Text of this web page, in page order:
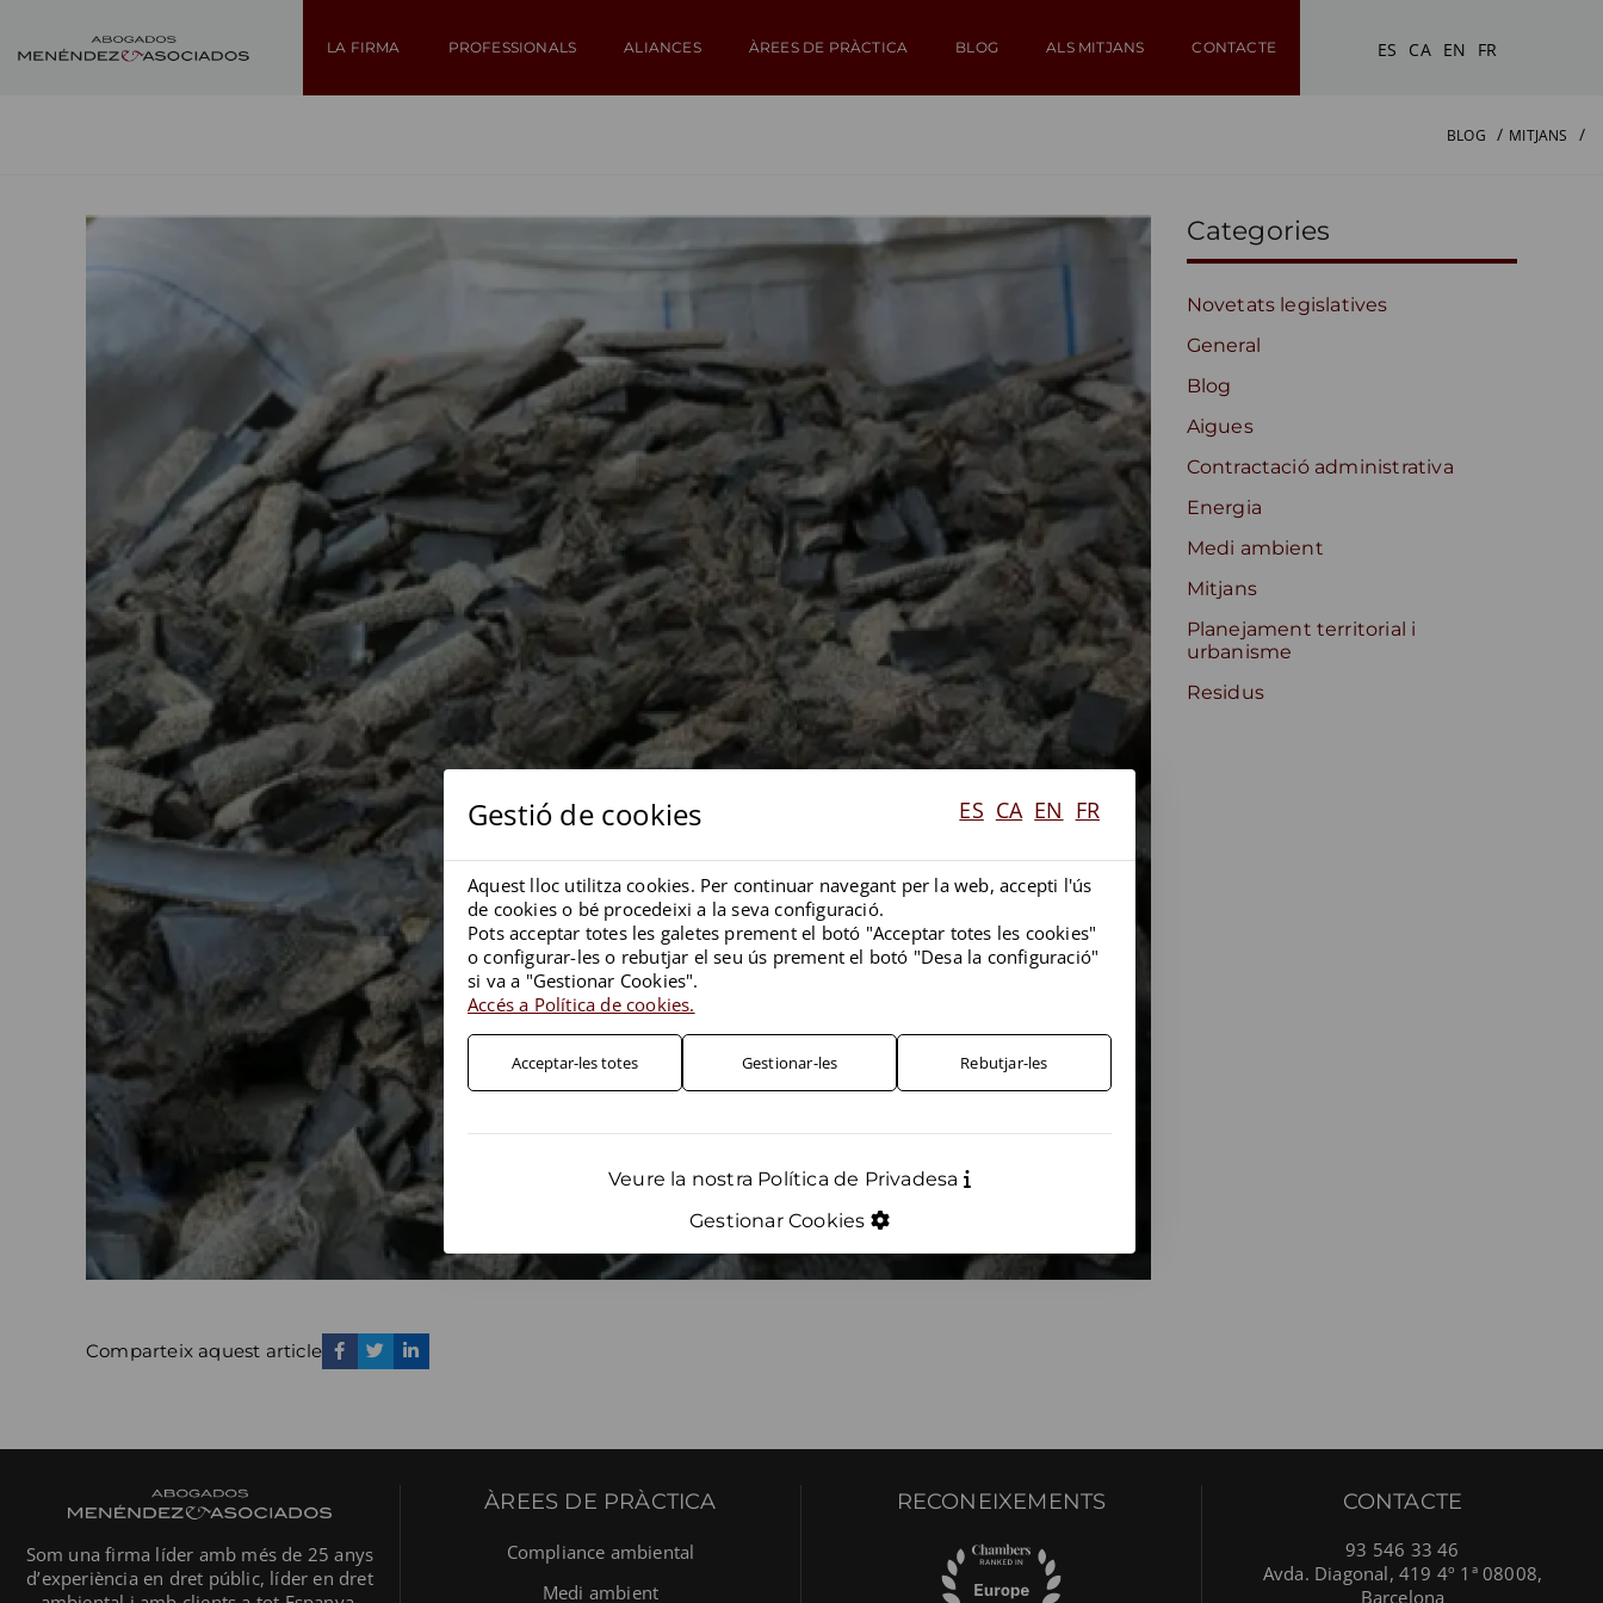
LA FIRMA PROFESSIONALS ALIANCES ÀREES DE PRÀCTICA BLOG ALS MITJANS CONTACTE ES CA EN FR
BLOG MITJANS
Comparteix aquest article
Categories
Novetats legislatives
General
Blog
Aigues
Contractació administrativa
Energia
Medi ambient
Mitjans
Planejament territorial i
urbanisme
Residus
Gestió de cookies ES CA EN FR
Aquest lloc utilitza cookies. Per continuar navegant per la web, accepti l'ús
de cookies o bé procedeixi a la seva configuració.
Pots acceptar totes les galetes prement el botó "Acceptar totes les cookies"
o configurar-les o rebutjar el seu ús prement el botó "Desa la configuració"
si va a "Gestionar Cookies".
Accés a Política de cookies.
Acceptar-les totes Gestionar-les Rebutjar-les
Veure la nostra Política de Privadesa
Gestionar Cookies
Som una firma líder amb més de 25 anys
d’experiència en dret públic, líder en dret
ÀREES DE PRÀCTICA
Compliance ambiental
Medi ambient
RECONEIXEMENTS CONTACTE
93 546 33 46
Avda. Diagonal, 419 4º 1ª 08008,
Barcelona